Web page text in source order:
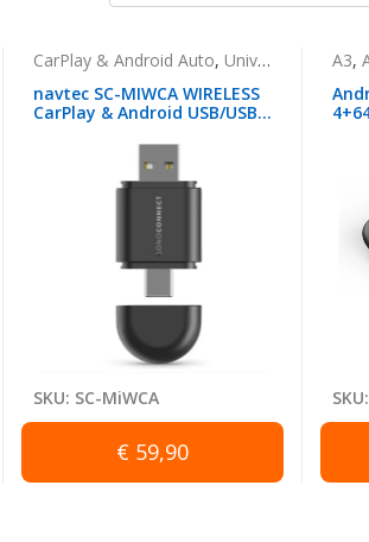
A Class,B Class,C Class,CLA Class Sprinter,
CarPlay & Android Auto, Universal Car Play & Android Auto
navtec SC-MIWCA WIRELESS
CarPlay & Android USB/USB-
SKU: SC-MiWCA
€ 59,90
A3,